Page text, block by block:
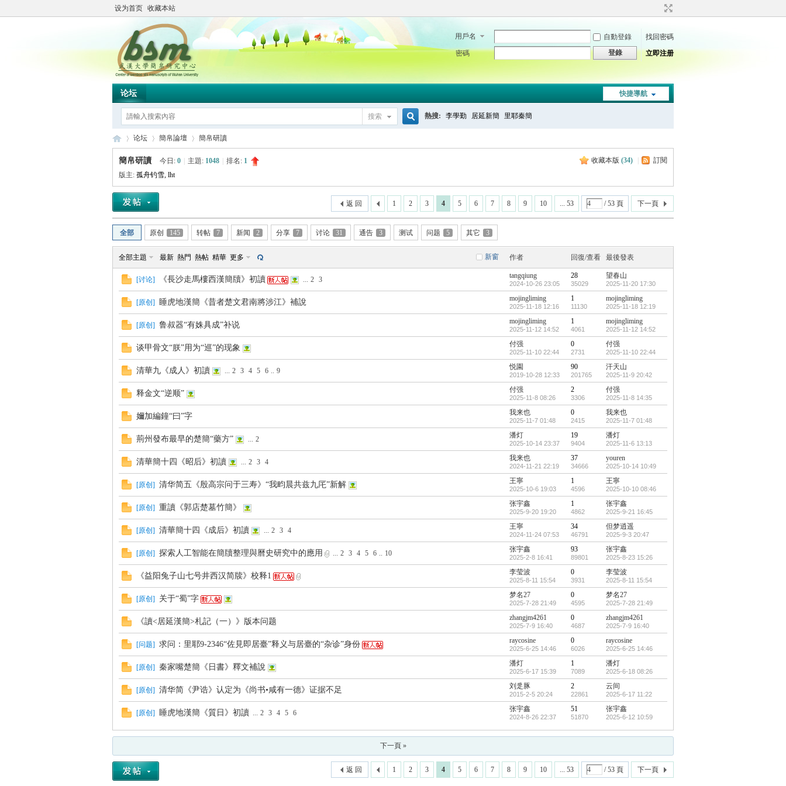
设为首页 收藏本站
用戶名 自動登錄
找回密碼
密碼
登錄 立即注册
快捷導航
论坛
搜索 熱搜: 李學勤 居延新簡 里耶秦簡
简 »
论坛
›
簡帛論壇
›
簡帛研讀
收藏本版 (34) 訂閱
簡帛研讀 今日: 0 主題: 1048 排名: 1
版主: 孤舟钓雪, lht
1 2 3 4 5 6 7 8 9 10 ... 53 / 53 頁 下一頁
返 回
全部 原创 145 转帖 7 新闻 2 分享 7 讨论 31 通告 3 测试 问题 5 其它 3
新窗
全部主題 最新 熱門 熱帖 精華 更多 作者 回復/查看 最後發表
[讨论] 《長沙走馬樓西漢簡牘》初讀 ... 2 3 tangqiung
2024-10-26 23:05
28
35029
望春山
2025-11-20 17:30
[原创 ] 睡虎地漢簡《昔者楚文君南將涉江》補說 mojingliming
2025-11-18 12:16
1
11130
mojingliming
2025-11-18 12:19
[原创 ] 鲁叔器“有姝具成”补说 mojingliming
2025-11-12 14:52
1
4061
mojingliming
2025-11-12 14:52
谈甲骨文“朕”用为“巡”的现象 付强
2025-11-10 22:44
0
2731
付强
2025-11-10 22:44
清華九《成人》初讀 ... 2 3 4 5 6 .. 9 悦園
2019-10-28 12:33
90
201765
汗天山
2025-11-9 20:42
释金文“逆顺” 付强
2025-11-8 08:26
2
3306
付强
2025-11-8 14:35
嬭加編鐘“曰”字 我来也
2025-11-7 01:48
0
2415
我来也
2025-11-7 01:48
荊州發布最早的楚簡“藥方” ... 2 潘灯
2025-10-14 23:37
19
9404
潘灯
2025-11-6 13:13
清華簡十四《昭后》初讀 ... 2 3 4 我来也
2024-11-21 22:19
37
34666
youren
2025-10-14 10:49
[原创 ] 清华简五《殷高宗问于三寿》“我畇晨共兹九厇”新解 王寧
2025-10-6 19:03
1
4596
王寧
2025-10-10 08:46
[原创 ] 重讀《郭店楚墓竹簡》 张宇鑫
2025-9-20 19:20
1
4862
张宇鑫
2025-9-21 16:45
[原创 ] 清華簡十四《成后》初讀 ... 2 3 4 王寧
2024-11-24 07:53
34
46791
但梦逍遥
2025-9-3 20:47
[原创 ] 探索人工智能在簡牘整理與曆史研究中的應用 ... 2 3 4 5 6 .. 10 张宇鑫
2025-2-8 16:41
93
89801
张宇鑫
2025-8-23 15:26
《益阳兔子山七号井西汉简牍》校释1 李莹波
2025-8-11 15:54
0
3931
李莹波
2025-8-11 15:54
[原创 ] 关于“蜀”字 梦名27
2025-7-28 21:49
0
4595
梦名27
2025-7-28 21:49
《讀<居延漢簡>札記（一）》版本问题 zhangjm4261
2025-7-9 16:40
0
4687
zhangjm4261
2025-7-9 16:40
[问题] 求问：里耶9-2346“佐見即居臺”释义与居臺的“杂诊”身份 raycosine
2025-6-25 14:46
0
6026
raycosine
2025-6-25 14:46
[原创 ] 秦家嘴楚簡《日書》釋文補說 潘灯
2025-6-17 15:39
1
7089
潘灯
2025-6-18 08:26
[原创 ] 清华简《尹诰》认定为《尚书•咸有一德》证据不足 刘辵豚
2015-2-5 20:24
2
22861
云间
2025-6-17 11:22
[原创 ] 睡虎地漢簡《質日》初讀 ... 2 3 4 5 6 张宇鑫
2024-8-26 22:37
51
51870
张宇鑫
2025-6-12 10:59
下一頁 »
1 2 3 4 5 6 7 8 9 10 ... 53 / 53 頁 下一頁
返 回